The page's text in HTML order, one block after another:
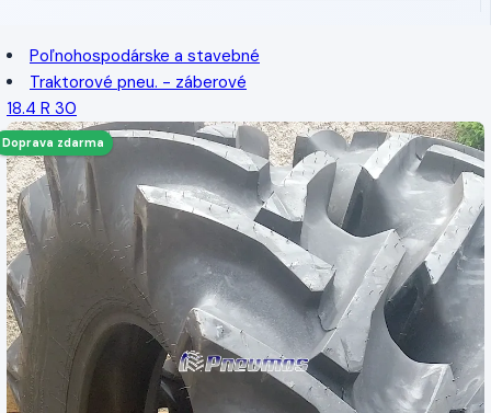
Poľnohospodárske a stavebné
Traktorové pneu. - záberové
18.4 R 30
Doprava zdarma